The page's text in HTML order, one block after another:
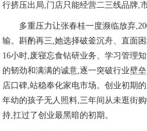
行挤压出局,门店只能经营二三线品牌,
多重压力让张春桂一度濒临放弃
输。斟酌再三,她选择破釜沉舟、直面
16小时,废寝忘食钻研业务、学习管理
的韧劲和满满的诚意,逐一突破行业壁
店口碑,站稳奉化家电市场。创业初期
年幼的孩子无人照料,三年间从未逛街
持,扛过了创业最黑暗的初期。